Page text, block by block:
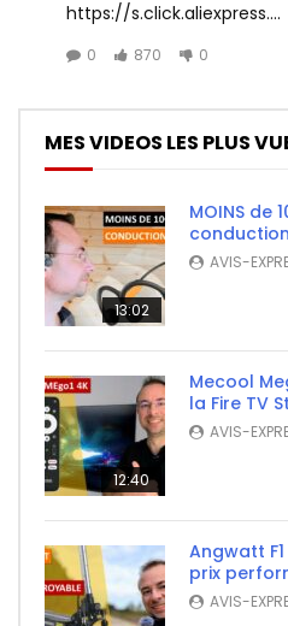
https://s.click.aliexpress....
0 870 0
MES VIDEOS LES PLUS
13:02
MOINS de
AVIS-
12:40
Mecool
la Fire TV
AVIS-
Angwatt
prix
AVIS-